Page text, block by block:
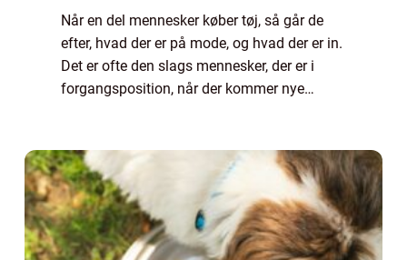
Når en del mennesker køber tøj, så går de
efter, hvad der er på mode, og hvad der er in.
Det er ofte den slags mennesker, der er i
forgangsposition, når der kommer nye